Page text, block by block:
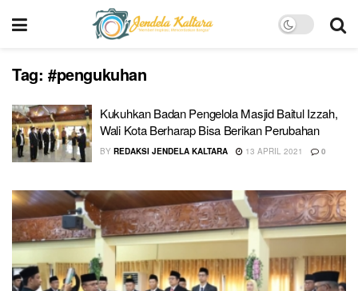
Tag: #pengukuhan
Kukuhkan Badan Pengelola Masjid Baitul Izzah,
Wali Kota Berharap Bisa Berikan Perubahan
BY REDAKSI JENDELA KALTARA 13 APRIL 2021 0